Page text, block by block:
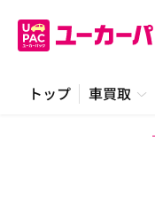
トップ 車買取